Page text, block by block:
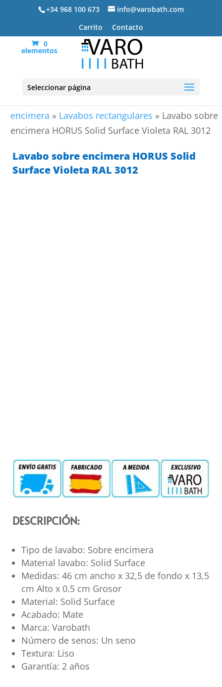
+34 968 100 673
info@varobath.com
Carrito
Contacto
0
elementos
Seleccionar página
encimera » Lavabos rectangulares » Lavabo sobre
encimera HORUS Solid Surface Violeta RAL 3012
Lavabo sobre encimera HORUS Solid
Surface Violeta RAL 3012
DESCRIPCIÓN:
Tipo de lavabo: Sobre encimera
Material lavabo: Solid Surface
Medidas: 46 cm ancho x 32,5 de fondo x 13,5
cm Alto x 0.5 cm Grosor
Material: Solid Surface
Acabado: Mate
Marca: Varobath
Número de senos: Un seno
Textura: Liso
Garantía: 2 años